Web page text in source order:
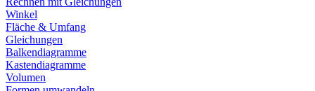
Winkel
Fläche & Umfang
Gleichungen
Balkendiagramme
Kastendiagramme
Volumen